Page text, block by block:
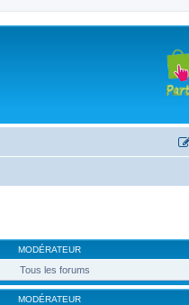
MODÉRATEUR
Tous les forums
MODÉRATEUR